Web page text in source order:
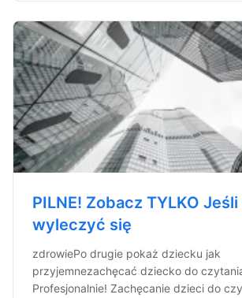
PILNE! Zobacz TYLKO
wyleczyć się
zdrowiePo drugie pokaż dziecku jak
przyjemnezachęcać dziecko do
Profesjonalnie! Zachęcanie dzieci do